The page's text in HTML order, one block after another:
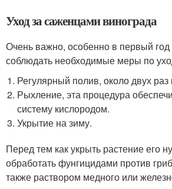
Уход за саженцами винограда
Очень важно, особенно в первый год
соблюдать необходимые меры по
Регулярный полив, около двух
Рыхление, эта процедура
систему кислородом.
Укрытие на зиму.
Перед тем как укрыть растение его
обработать фунгицидами против
также раствором медного или